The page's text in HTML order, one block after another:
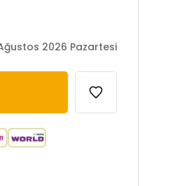
2026 Pazartesi